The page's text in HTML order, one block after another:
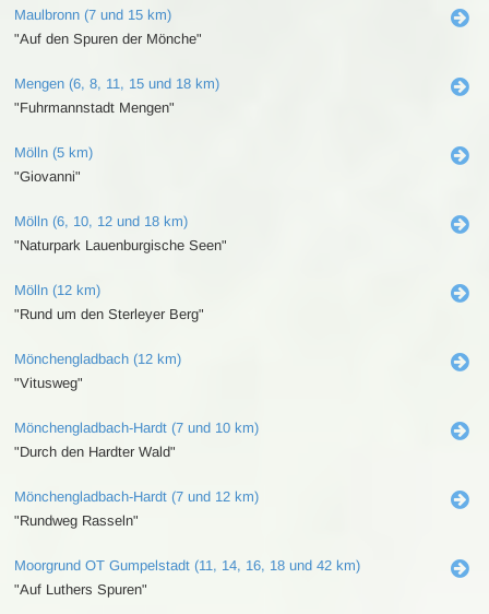
Maulbronn (7 und 15 km)
"Auf den Spuren der Mönche"
Mengen (6, 8, 11, 15 und 18 km)
"Fuhrmannstadt Mengen"
Mölln (5 km)
"Giovanni"
Mölln (6, 10, 12 und 18 km)
"Naturpark Lauenburgische Seen"
Mölln (12 km)
"Rund um den Sterleyer Berg"
Mönchengladbach (12 km)
"Vitusweg"
Mönchengladbach-Hardt (7 und 10 km)
"Durch den Hardter Wald"
Mönchengladbach-Hardt (7 und 12 km)
"Rundweg Rasseln"
Moorgrund OT Gumpelstadt (11, 14, 16, 18 und 42 km)
"Auf Luthers Spuren"